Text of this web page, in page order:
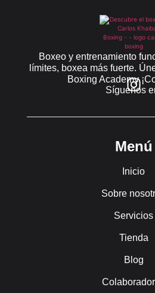
Boxeo y entrenamiento
límites, boxea más fuerte.
Boxing Academy
Síguenos
Menú
Inicio
Sobre
Servicios
Tienda
Blog